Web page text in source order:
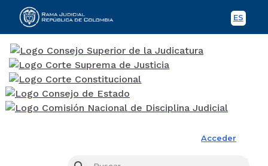
ES
Acceder